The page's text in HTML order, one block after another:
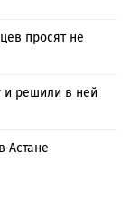
просят не
и решили в ней
Астане